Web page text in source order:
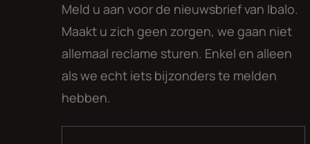
Meld u aan voor de nieuwsbrief van Ibalo.
Maakt u zich geen zorgen, we gaan niet
allemaal reclame sturen. Enkel en alleen
als we echt iets bijzonders te melden
hebben.